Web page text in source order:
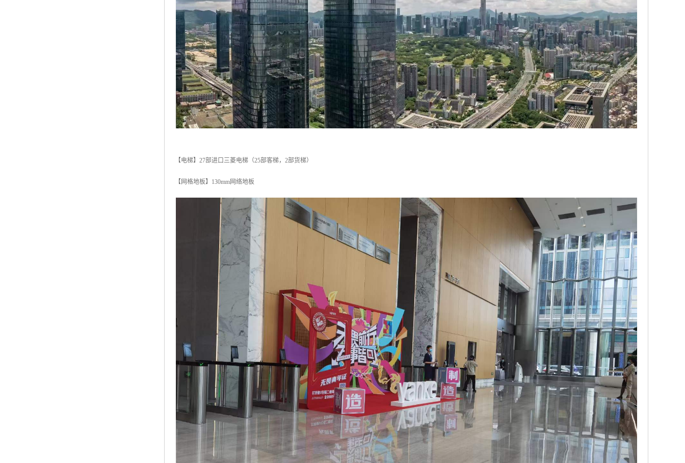
【电梯】27部进口三菱电梯（25部客梯，2部货梯）
【网格地板】130mm网络地板